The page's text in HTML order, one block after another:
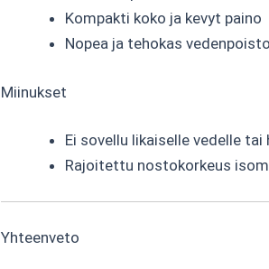
Kompakti koko ja kevyt paino
Nopea ja tehokas vedenpoisto
Miinukset
Ei sovellu likaiselle vedelle
Rajoitettu nostokorkeus
Yhteenveto